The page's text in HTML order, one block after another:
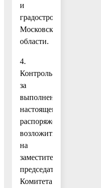
и
градостроительству
Московской
области.
4.
Контроль
за
выполнением
настоящего
распоряжения
возложить
на
заместителя
председателя
Комитета